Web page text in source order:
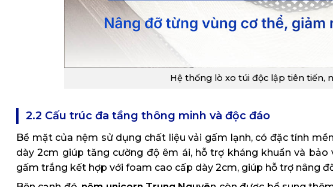
Hệ thống lò xo túi độc lập tiên tiến,
2.2 Cấu trúc đa tầng thông minh và độc đáo
Bề mặt của nệm sử dụng chất liệu vải gấm lạnh, có đặc tính
dày 2cm giúp tăng cường độ êm ái, hỗ trợ kháng khuẩn và
gấm trắng kết hợp với foam cao cấp dày 2cm, giúp hỗ trợ nâng